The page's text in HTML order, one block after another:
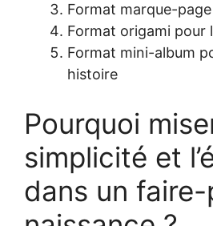
Format marque-page
Format origami pour
Format mini-album
histoire
Pourquoi
simplicité et
dans un